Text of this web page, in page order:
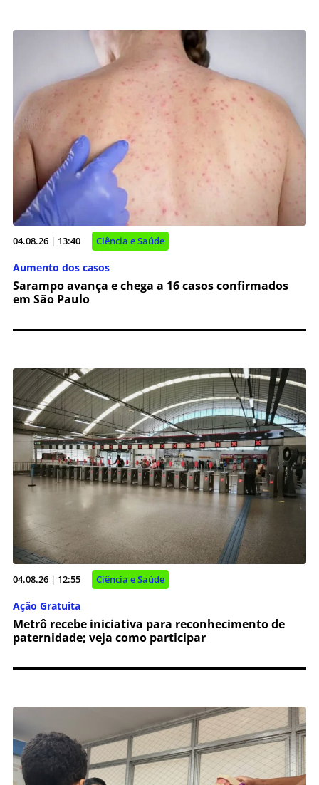
04.08.26 | 13:40 Ciência e Saúde
Aumento dos casos
Sarampo avança e chega a 16 casos confirmados
em São Paulo
04.08.26 | 12:55 Ciência e Saúde
Ação Gratuita
Metrô recebe iniciativa para reconhecimento de
paternidade; veja como participar